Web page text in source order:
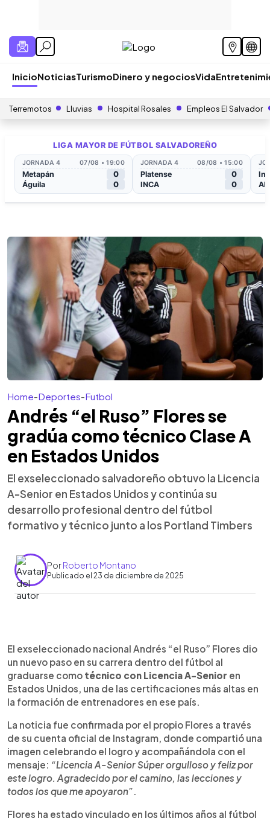
InicioNoticiasTurismoDinero y negociosVida
Terremotos Lluvias Hospital Rosales Empleos El Salvador
Home-Deportes-Futbol
Andrés “el Ruso” Flores se
gradúa como técnico Clase A
en Estados Unidos
El exseleccionado salvadoreño obtuvo la Licencia
A-Senior en Estados Unidos y continúa su
desarrollo profesional dentro del fútbol
formativo y técnico junto a los Portland Timbers
PorRoberto Montano
Publicado el 23 de diciembre de 2025
► Escuchar artículo
Andrés “el Ruso” Flores se graduó como técnico
Clase A-Senior en Estados Unidos, una de las
certificaciones más altas para entrenadores en
ese país. El exjugador de la Selección de El
Salvador confirmó el logro a través de sus redes
sociales, destacando el esfuerzo y el apoyo
recibido en su proceso de formación. Flores,
quien desarrolló gran parte de su carrera como
futbolista en Estados Unidos y fue un referente
de la Selecta, actualmente trabaja en la estructura
de los Portland Timbers. Su logro se suma al
camino de otros exseleccionados salvadoreños
que hoy se desempeñan en el fútbol
estadounidense.
El exseleccionado nacional Andrés “el Ruso” Flores dio
un nuevo paso en su carrera dentro del fútbol al
graduarse como técnico con Licencia A-Senior en
Estados Unidos, una de las certificaciones más altas en
la formación de entrenadores en ese país.
La noticia fue confirmada por el propio Flores a través
de su cuenta oficial de Instagram, donde compartió una
imagen celebrando el logro y acompañándola con el
mensaje: “Licencia A-Senior Súper orgulloso y feliz por
este logro. Agradecido por el camino, las lecciones y
todos los que me apoyaron”.
Flores ha estado vinculado en los últimos años al fútbol